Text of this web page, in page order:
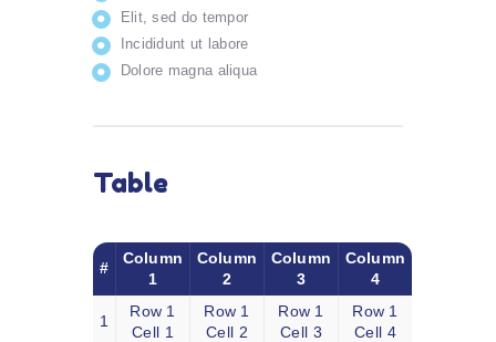
Elit, sed do tempor
Incididunt ut labore
Dolore magna aliqua
Table
#
Column
1
Column
2
Column
3
Column
4
1
Row 1
Cell 1
Row 1
Cell 2
Row 1
Cell 3
Row 1
Cell 4